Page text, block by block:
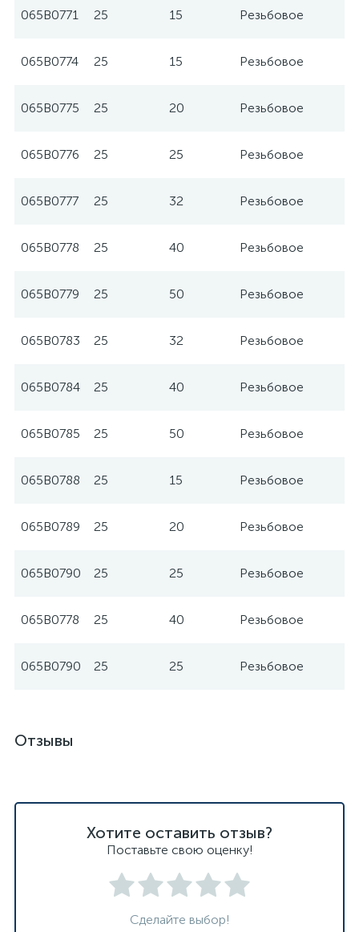
065B0771 25 15 Резьбовое
065B0774 25 15 Резьбовое
065B0775 25 20 Резьбовое
065B0776 25 25 Резьбовое
065B0777 25 32 Резьбовое
065B0778 25 40 Резьбовое
065B0779 25 50 Резьбовое
065B0783 25 32 Резьбовое
065B0784 25 40 Резьбовое
065B0785 25 50 Резьбовое
065B0788 25 15 Резьбовое
065B0789 25 20 Резьбовое
065B0790 25 25 Резьбовое
065B0778 25 40 Резьбовое
065B0790 25 25 Резьбовое
Отзывы
Хотите оставить отзыв?
Поставьте свою оценку!
Сделайте выбор!